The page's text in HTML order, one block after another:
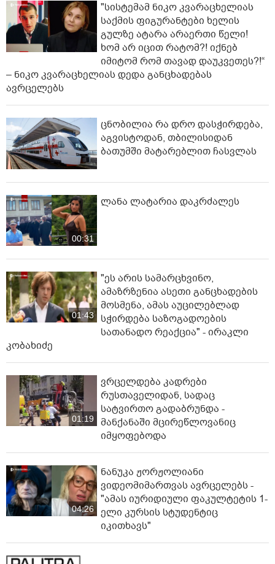
"სისტემამ ნიკო კვარაცხელიას
საქმის ფიგურანტები ხელის
გულზე ატარა არაერთი წელი!
ხომ არ იცით რატომ?! იქნებ
იმიტომ რომ თავად დაუკვეთეს?!“
– ნიკო კვარაცხელიას დედა განცხადებას
ავრცელებს
ცნობილია რა დრო დასჭირდება,
აგვისტოდან, თბილისიდან
ბათუმში მატარებლით ჩასვლას
00:31
ლანა ლატარია დაკრძალეს
01:43
"ეს არის სამარცხვინო,
ამაზრზენია ასეთი განცხადების
მოსმენა, ამას აუცილებლად
სჭირდება საზოგადოების
სათანადო რეაქცია" - ირაკლი
კობახიძე
01:19
ვრცელდება კადრები
რუსთაველიდან, სადაც
სატვირთო გადაბრუნდა -
მანქანაში მცირეწლოვანიც
იმყოფებოდა
04:26
ნანუკა ჟორჟოლიანი
ვიდეომიმართვას ავრცელებს -
"ამას იურიდიული ფაკულტეტის 1-
ელი კურსის სტუდენტიც
იკითხავს"